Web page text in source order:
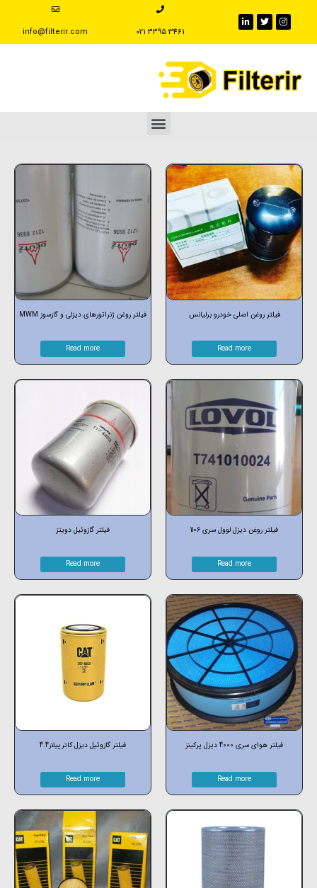
‪021 3395 3461
info@filterir.com
فیلتر روغن اصلی خودرو برلیانس
Read more
فیلتر روغن ژنراتورهای دیزلی و گازسوز MWM
Read more
فیلتر روغن دیزل لوول سری 1106
Read more
فیلتر گازوئیل دویتز
Read more
فیلتر هوای سری 4000 دیزل پرکینز
Read more
فیلتر گازوئیل دیزل کاترپیلار4.4
Read more